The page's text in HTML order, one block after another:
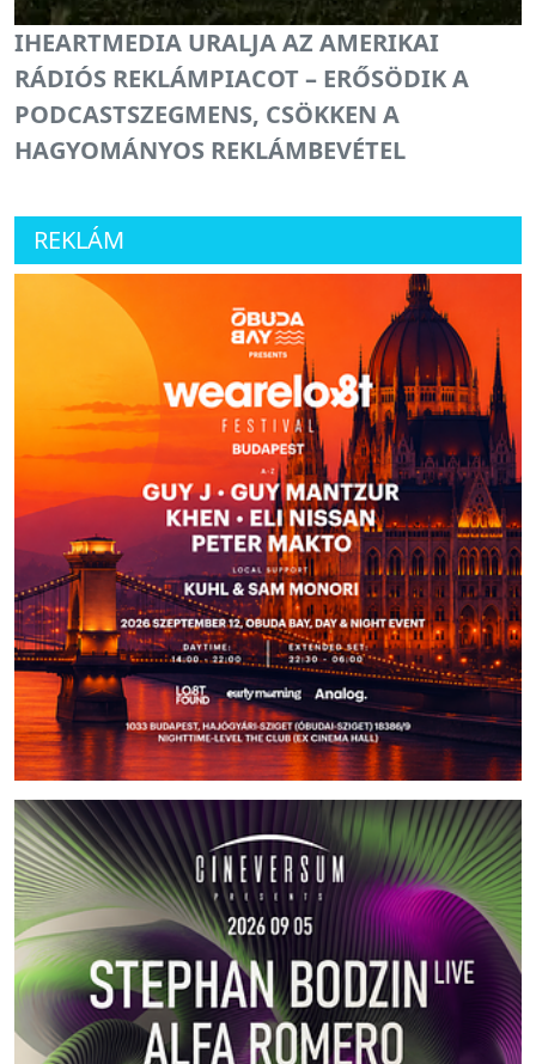
IHEARTMEDIA URALJA AZ AMERIKAI
RÁDIÓS REKLÁMPIACOT – ERŐSÖDIK A
PODCASTSZEGMENS, CSÖKKEN A
HAGYOMÁNYOS REKLÁMBEVÉTEL
REKLÁM